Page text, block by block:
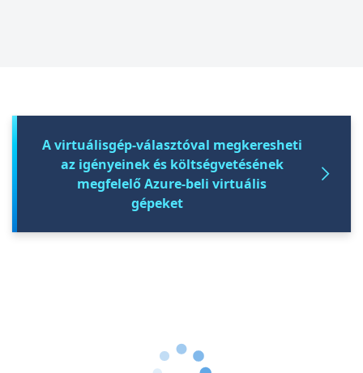
A virtuálisgép-választóval megkeresheti
az igényeinek és költségvetésének
megfelelő Azure-beli virtuális
gépeket